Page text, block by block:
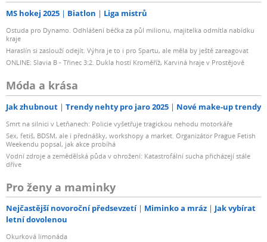
MS hokej 2025 Biatlon Liga mistrů
Ostuda pro Dynamo. Odhlášení béčka za půl milionu, majitelka odmítla nabídku
kraje
Haraslín si zaslouží odejít. Výhra je to i pro Spartu, ale měla by ještě zareagovat
ONLINE: Slavia B - Třinec 3:2. Dukla hostí Kroměříž, Karviná hraje v Prostějově
Móda a krása
Jak zhubnout Trendy nehty pro jaro 2025 Nové make-up trendy
Smrt na silnici v Letňanech: Policie vyšetřuje tragickou nehodu motorkáře
Sex, fetiš, BDSM, ale i přednášky, workshopy a market. Organizátor Prague Fetish
Weekendu popsal, jak akce probíhá
Vodní zdroje a zemědělská půda v ohrožení: Katastrofální sucha přicházejí stále
dříve
Pro ženy a maminky
Nejčastější novoroční předsevzetí Miminko a mráz
Jak vybírat
letní dovolenou
Okurková limonáda